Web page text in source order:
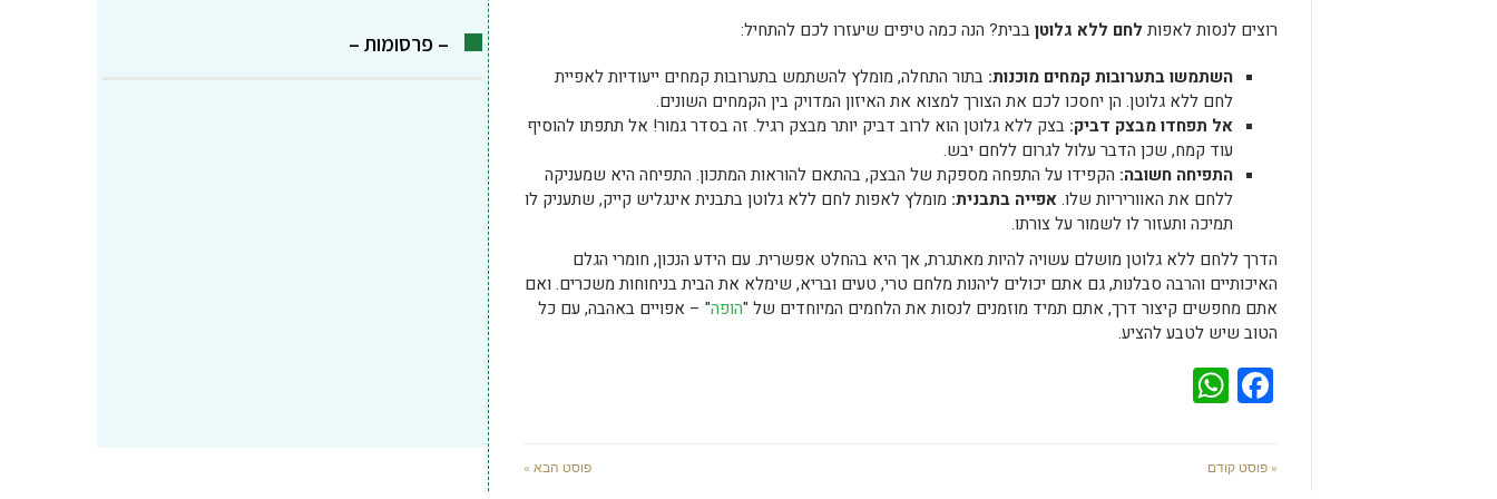
רוצים לנסות לאפות לחם ללא גלוטןבבית? הנה כמה טיפים שיעזרו לכם להתחיל:
השתמשו בתערובות קמחים מוכנות: בתור התחלה, מומלץ להשתמש בתערובות קמחים ייעודיות לאפיית
לחם ללא גלוטן. הן יחסכו לכם את הצורך למצוא את האיזון המדויק בין הקמחים השונים.
אל תפחדו מבצק דביק: בצק ללא גלוטן הוא לרוב דביק יותר מבצק רגיל. זה בסדר גמור! אל תתפתו להוסיף
עוד קמח, שכן הדבר עלול לגרום ללחם יבש.
התפיחה חשובה: הקפידו על התפחה מספקת של הבצק, בהתאם להוראות המתכון. התפיחה היא שמעניקה
ללחם את האווריריות שלו.אפייה בתבנית: מומלץ לאפות לחם ללא גלוטן בתבנית אינגליש קייק, שתעניק לו
תמיכה ותעזור לו לשמור על צורתו.
הדרך ללחם ללא גלוטן מושלם עשויה להיות מאתגרת, אך היא בהחלט אפשרית. עם הידע הנכון, חומרי הגלם
האיכותיים והרבה סבלנות, גם אתם יכולים ליהנות מלחם טרי, טעים ובריא, שימלא את הבית בניחוחות משכרים. ואם
אתם מחפשים קיצור דרך, אתם תמיד מוזמנים לנסות את הלחמים המיוחדים של "הופה" – אפויים באהבה, עם כל
הטוב שיש לטבע להציע.
Facebook
« פוסט קודם פוסט הבא »
– פרסומות –